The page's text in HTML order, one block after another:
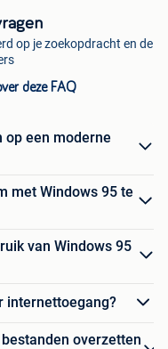
op je zoekopdracht en de
deze FAQ
op een moderne
met Windows 95 te
van Windows 95
internettoegang?
overzetten